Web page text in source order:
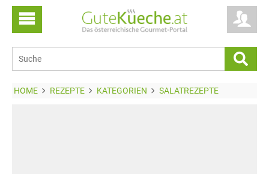
HOME REZEPTE KATEGORIEN SALATREZEPTE